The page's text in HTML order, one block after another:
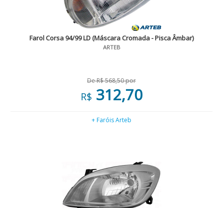
Farol Corsa 94/99 LD (Máscara Cromada - Pisca Âmbar)
ARTEB
De R$ 568,50 por
R$ 312,70
+ Faróis Arteb